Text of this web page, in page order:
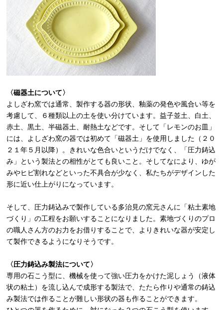
〈磁器土について〉
よしざわ窯では通常、製作する器の形状、釉薬の発色や風合い等を
考慮して、６種類以上の土を使い分けています。益子並土、白土、
赤土、黒土、半磁器土、耐熱土などです。そして「レモンのお皿」
には、よしざわ窯の器では初めて「磁器土」を使用しました（２０
２１年５月以降）。きれいな色合いというだけでなく、「圧力鋳込
み」という製法との相性がとても良いこと。そしてなにより、ゆが
みやヒビ割れなどといった不具合が少なく、私たちがデザインした
形に近い仕上がりになっています。
そして、圧力鋳込みで製作している多治見の窯元さんに「粘土素地
づくり」の工程をお願いすることになりました。素地づくりのプロ
の職人さん方のお力をお借りすることで、よりきれいな器が安定し
て製作できるようになりそうです。
〈圧力鋳込み製法について〉
専用の石こう型に、機械を使って強い圧力をかけた泥しょう（液体
状の粘土）を流し込んで成形する製法で、たたら作りや通常の鋳込
み製法では作ることが難しい形状の器も作ることができます。